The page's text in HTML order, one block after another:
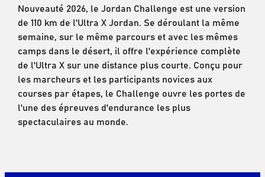
Nouveauté 2026, le Jordan Challenge est une version
de 110 km de l'Ultra X Jordan. Se déroulant la même
semaine, sur le même parcours et avec les mêmes
camps dans le désert, il offre l'expérience complète
de l'Ultra X sur une distance plus courte. Conçu pour
les marcheurs et les participants novices aux
courses par étapes, le Challenge ouvre les portes de
l'une des épreuves d'endurance les plus
spectaculaires au monde.